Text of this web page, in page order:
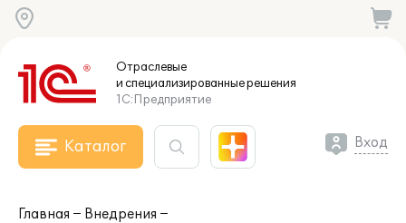
Отраслевые
и специализированныерешения
1С:Предприятие
Каталог Вход
Главная
Внедрения